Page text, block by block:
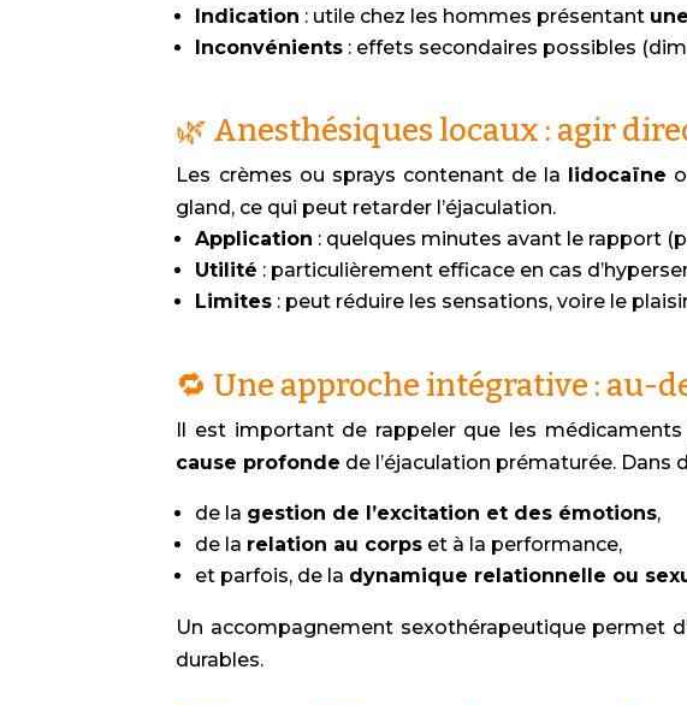
Indication : utile chez les hommes présentant
Inconvénients : effets secondaires possibles
🌿 Anesthésiques locaux : agir
Les crèmes ou sprays contenant de la lidocaïne
gland, ce qui peut retarder l’éjaculation.
Application : quelques minutes avant le rapport
Utilité : particulièrement efficace en cas
Limites : peut réduire les sensations, voire le
🔁 Une approche intégrative : au-
Il est important de rappeler que les
cause profonde de l’éjaculation prématurée. Dans
de la gestion de l’excitation et des émotions,
de la relation au corps et à la performance,
et parfois, de la dynamique relationnelle ou
Un accompagnement sexothérapeutique permet
durables.